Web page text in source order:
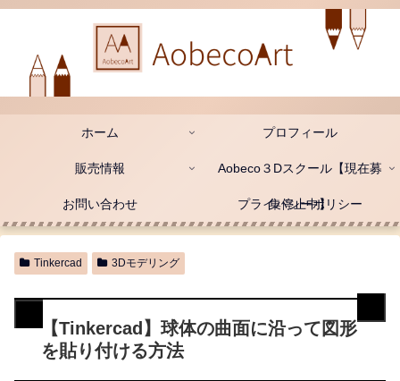
ホーム プロフィール
販売情報 Aobeco３Dスクール【現在募
集停止中】
お問い合わせ プライバシーポリシー
Tinkercad 3Dモデリング
【Tinkercad】球体の曲面に沿って図形
を貼り付ける方法